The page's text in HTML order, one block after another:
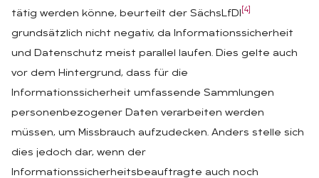
tätig werden könne, beurteilt der SächsLfDI
[4]
grundsätzlich nicht negativ, da Informationssicherheit
und Datenschutz meist parallel laufen. Dies gelte auch
vor dem Hintergrund, dass für die
Informationssicherheit umfassende Sammlungen
personenbezogener Daten verarbeiten werden
müssen, um Missbrauch aufzudecken. Anders stelle sich
dies jedoch dar, wenn der
Informationssicherheitsbeauftragte auch noch